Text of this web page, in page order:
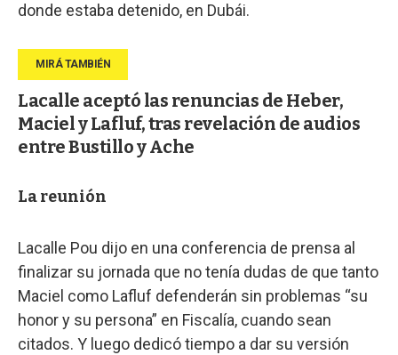
donde estaba detenido, en Dubái.
Lacalle aceptó las renuncias de Heber,
Maciel y Lafluf, tras revelación de audios
entre Bustillo y Ache
La reunión
Lacalle Pou dijo en una conferencia de prensa al
finalizar su jornada que no tenía dudas de que tanto
Maciel como Lafluf defenderán sin problemas “su
honor y su persona” en Fiscalía, cuando sean
citados. Y luego dedicó tiempo a dar su versión